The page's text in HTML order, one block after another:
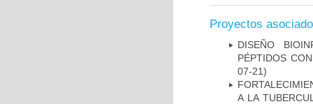
Proyectos
DISEÑO
PÉPTIDOS
07-21)
A LA